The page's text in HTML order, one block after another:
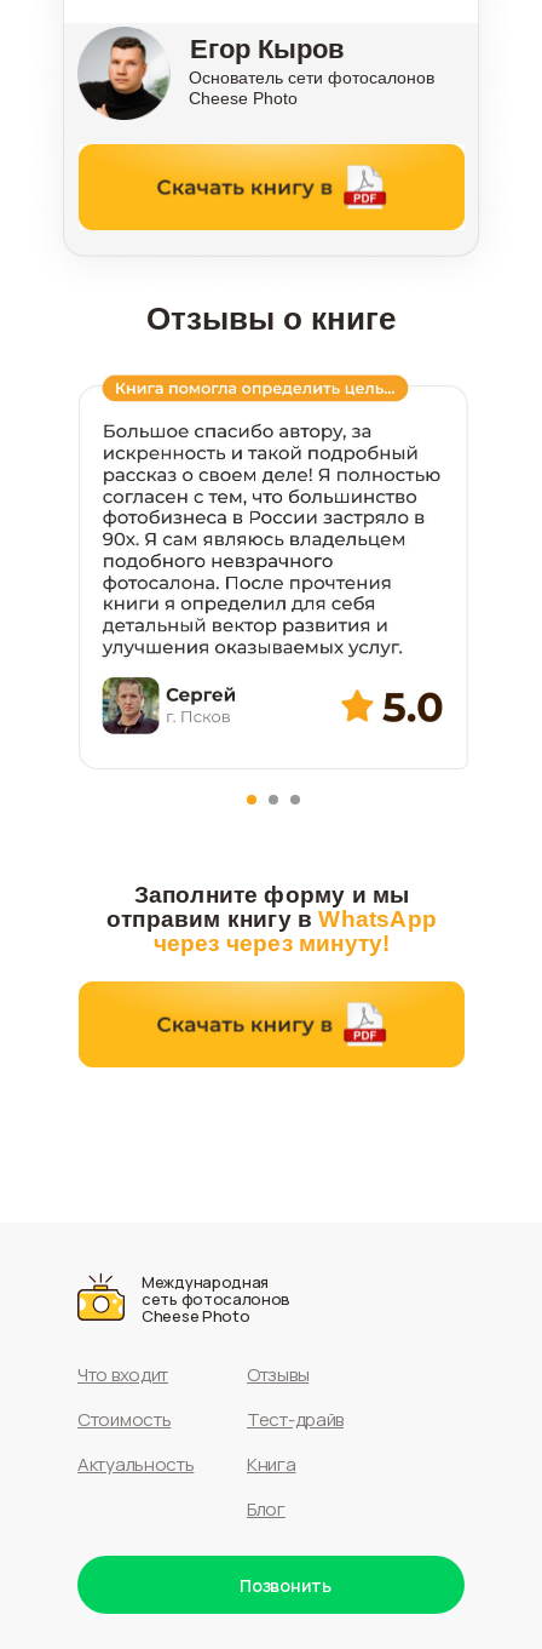
Егор Кыров
Основатель сети фотосалонов
Cheese Photo
Отзывы о книге
Заполните форму и мы
отправим книгу вWhatsApp
через через минуту!
Что входит
Стоимость
Актуальность
Отзывы
Тест-драйв
Книга
Блог
Международная
сеть фотосалонов
Cheese Photo
Позвонить